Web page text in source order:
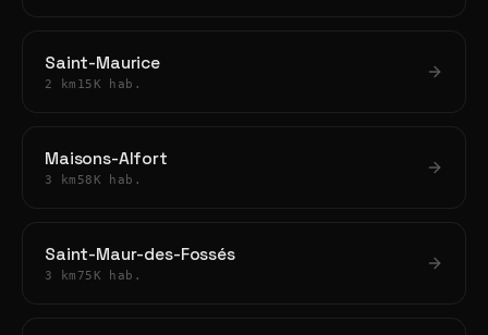
Saint-Maurice
2 km 15K hab.
Maisons-Alfort
3 km 58K hab.
Saint-Maur-des-Fossés
3 km 75K hab.